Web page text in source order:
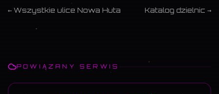
← Wszystkie ulice Nowa Huta Katalog dzielnic →
POWIĄZANY SERWIS